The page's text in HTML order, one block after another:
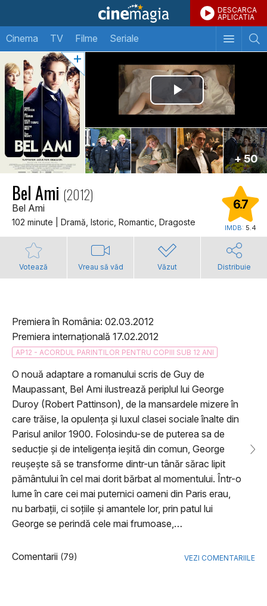
DESCARCA
APLICATIA
Cinema TV Filme Seriale
+ 50
Bel Ami (2012)
Bel Ami
102 minute | Dramă, Istoric, Romantic, Dragoste
6.7
IMDB: 5.4
Votează Vreau să văd Văzut Distribuie
Premiera în România: 02.03.2012
Premiera internațională 17.02.2012
AP12 - ACORDUL PARINTILOR PENTRU COPIII SUB 12 ANI
O nouă adaptare a romanului scris de Guy de
Maupassant, Bel Ami ilustrează periplul lui George
Duroy (Robert Pattinson), de la mansardele mizere în
care trăise, la opulența și luxul clasei sociale înalte din
Parisul anilor 1900. Folosindu-se de puterea sa de
seducție și de inteligența ieșită din comun, George
reușește să se transforme dintr-un tânăr sărac lipit
pământului în cel mai dorit bărbat al momentului. Într-o
lume în care cei mai puternici oameni din Paris erau,
nu barbații, ci soțiile și amantele lor, prin patul lui
George se perindă cele mai frumoase,…
Comentarii (79) VEZI COMENTARIILE